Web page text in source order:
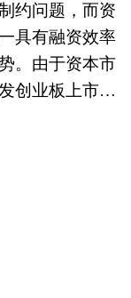
步入一个新阶
排队伍；越来
术创新，也做
的各行各业
铁、石化、发
身的发展有着
双碳又激发了
行业提供新的
华咨询公司
础上，主要依
发改委、国家
约问题，而资
具有融资效率
。由于资本市
创业板上市企
分关键。 企
板上市时及日
展业务； 2、
时有较高的流
励和承诺，增
行人）在市场
的信赖； 5、